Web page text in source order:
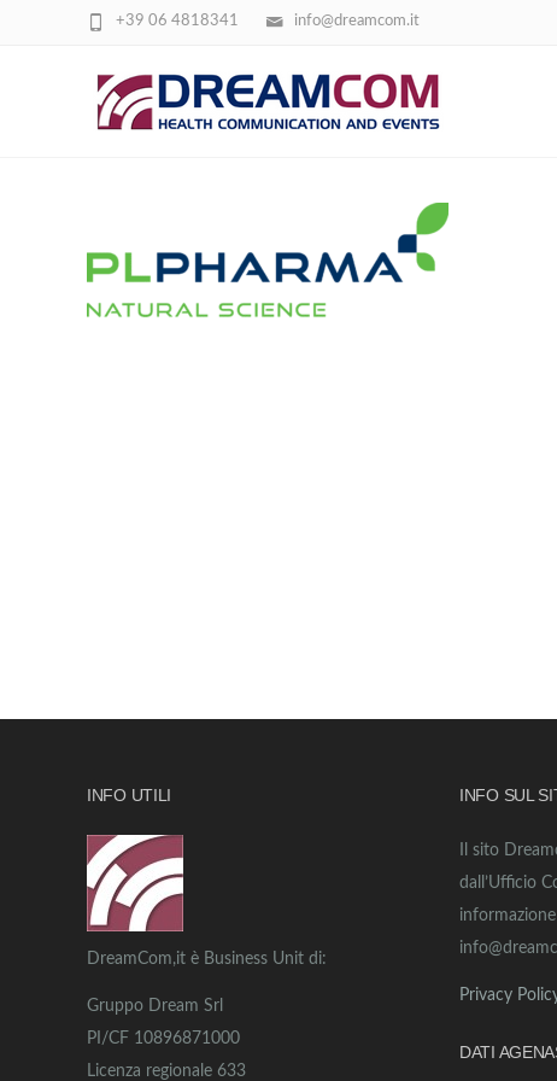
info@dreamcom.it
+39 06 4818341
LOGO PLPHARMA.PDF
INFO UTILI
DreamCom,it è Business Unit di:
Gruppo Dream Srl
PI/CF 10896871000
Licenza regionale 633
INFO SUL
Il sito
dall’Ufficio
Privacy
DATI